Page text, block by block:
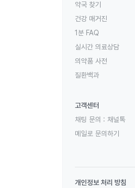
약국 찾기
건강 매거진
1분 FAQ
실시간 의료상담
의약품 사전
질환백과
고객센터
채팅 문의 : 채널톡
메일로 문의하기
개인정보 처리 방침